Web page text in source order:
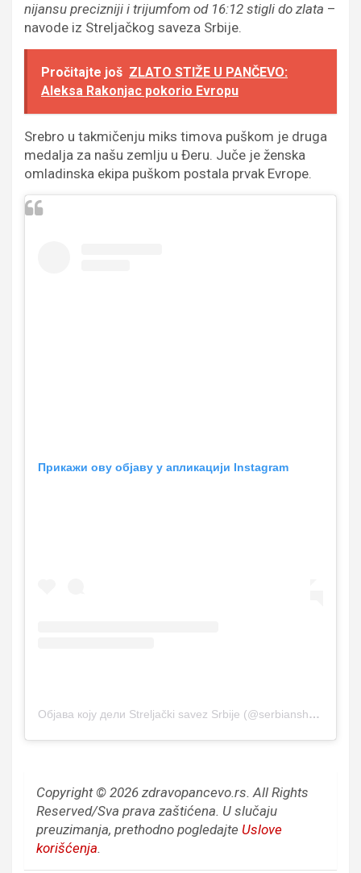
nijansu precizniji i trijumfom od 16:12 stigli do zlata –
navode iz Streljačkog saveza Srbije.
Pročitajte još ZLATO STIŽE U PANČEVO:
Aleksa Rakonjac pokorio Evropu
Srebro u takmičenju miks timova puškom je druga
medalja za našu zemlju u Đeru. Juče je ženska
omladinska ekipa puškom postala prvak Evrope.
Прикажи ову објаву у апликацији Instagram
Објава коју дели Streljački savez Srbije (@serbianshooting)
Copyright © 2026 zdravopancevo.rs. All Rights
Reserved/Sva prava zaštićena. U slučaju
preuzimanja, prethodno pogledajte Uslove
korišćenja.